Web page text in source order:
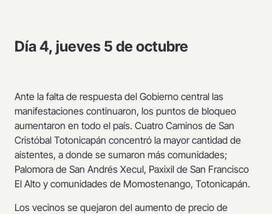
Día 4, jueves 5 de octubre
Ante la falta de respuesta del Gobierno central las
manifestaciones continuaron, los puntos de bloqueo
aumentaron en todo el país. Cuatro Caminos de San
Cristóbal Totonicapán concentró la mayor cantidad de
aistentes, a donde se sumaron más comunidades;
Palomora de San Andrés Xecul, Paxixil de San Francisco
El Alto y comunidades de Momostenango, Totonicapán.
Los vecinos se quejaron del aumento de precio de